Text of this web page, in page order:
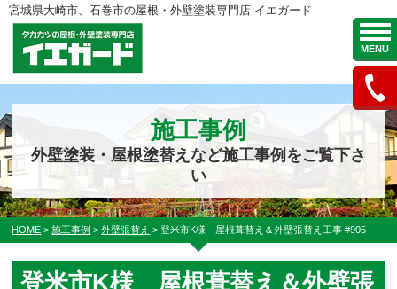
MENU
宮城県大崎市、石巻市の屋根・外壁塗装専門店 イエガード
施工事例
外壁塗装・屋根塗替えなど施工事例をご覧下さ
い
HOME >施工事例 >外壁張替え >登米市K様 屋根葺替え＆外壁張替え工事 #905
登米市K様 屋根葺替え＆外壁張